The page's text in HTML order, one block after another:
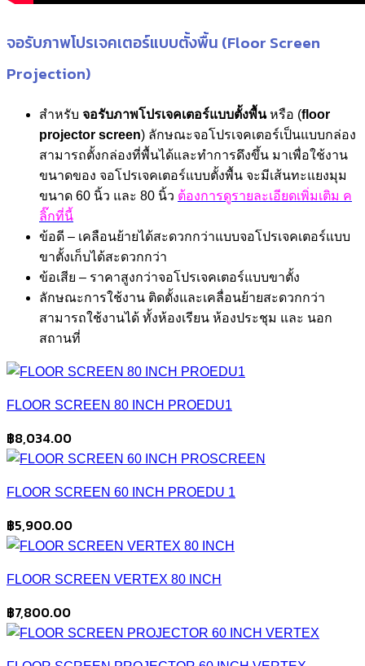
จอรับภาพโปรเจคเตอร์แบบตั้งพื้น (Floor Screen
Projection)
สำหรับ จอรับภาพโปรเจคเตอร์แบบตั้งพื้นหรือ (floor
projector screen) ลักษณะจอโปรเจคเตอร์เป็นแบบกล่อง
สามารถตั้งกล่องที่พื้นได้และทำการดึงขึ้น มาเพื่อใช้งาน
ขนาดของ จอโปรเจคเตอร์แบบตั้งพื้น จะมีเส้นทะแยงมุม
ขนาด 60 นิ้ว และ 80 นิ้ว ต้องการดูรายละเอียดเพิ่มเติม ค
ลิ๊กที่นี้
ข้อดี – เคลือนย้ายได้สะดวกกว่าแบบจอโปรเจคเตอร์แบบ
ขาตั้งเก็บได้สะดวกกว่า
ข้อเสีย – ราคาสูงกว่าจอโปรเจคเตอร์แบบขาตั้ง
ลักษณะการใช้งาน ติดตั้งและเคลื่อนย้ายสะดวกกว่า
สามารถใช้งานได้ ทั้งห้องเรียน ห้องประชุม และ นอก
สถานที่
FLOOR SCREEN 80 INCH PROEDU1
฿8,034.00
FLOOR SCREEN 60 INCH PROEDU 1
฿5,900.00
FLOOR SCREEN VERTEX 80 INCH
฿7,800.00